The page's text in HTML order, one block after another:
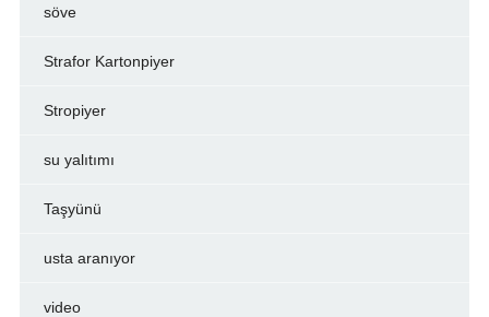
söve
Strafor Kartonpiyer
Stropiyer
su yalıtımı
Taşyünü
usta aranıyor
video